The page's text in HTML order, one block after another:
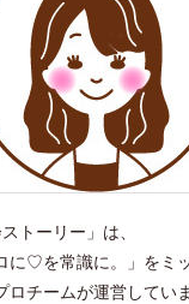
トーリー」は、
に♡を常識に。」をミ
ロチームが運営してい